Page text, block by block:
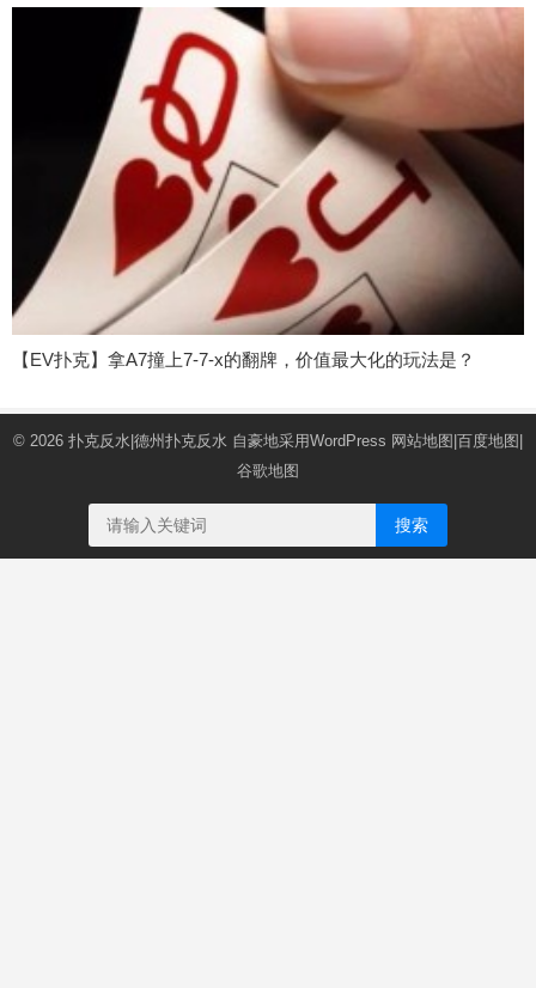
【EV扑克】拿A7撞上7-7-x的翻牌，价值最大化的玩法是？
© 2026 扑克反水|德州扑克反水 自豪地采用WordPress 网站地图 百度地图
谷歌地图
搜索